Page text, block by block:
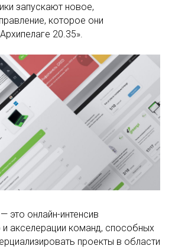
запускают новое,
которое они
20.35».
это онлайн-интенсив
акселерации команд, способных
проекты в области